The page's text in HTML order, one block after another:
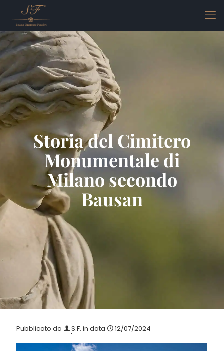
Storia del Cimitero
Monumentale di
Milano secondo
Bausan
Pubblicato da S.F. in data 12/07/2024